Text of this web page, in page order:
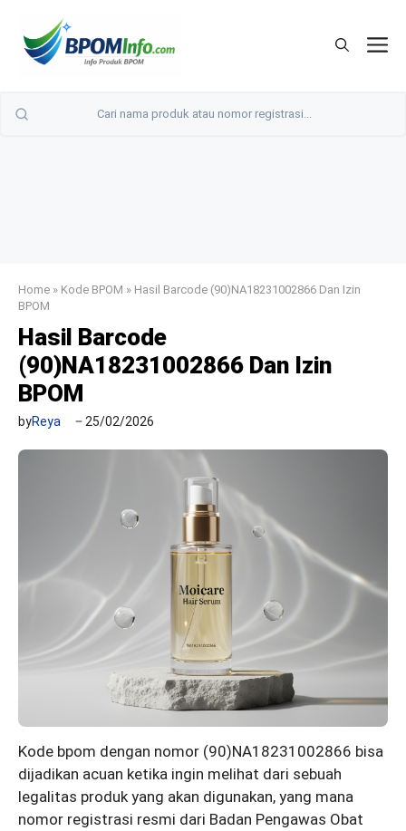
Home » Kode BPOM » Hasil Barcode (90)NA18231002866 Dan Izin
BPOM
Hasil Barcode
(90)NA18231002866 Dan Izin
BPOM
byReya 25/02/2026
Kode bpom dengan nomor (90)NA18231002866 bisa
dijadikan acuan ketika ingin melihat dari sebuah
legalitas produk yang akan digunakan, yang mana
nomor registrasi resmi dari Badan Pengawas Obat